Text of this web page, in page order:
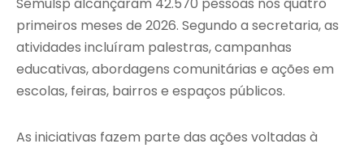
Semulsp alcançaram 42.570 pessoas nos quatro
primeiros meses de 2026. Segundo a secretaria, as
atividades incluíram palestras, campanhas
educativas, abordagens comunitárias e ações em
escolas, feiras, bairros e espaços públicos.
As iniciativas fazem parte das ações voltadas à